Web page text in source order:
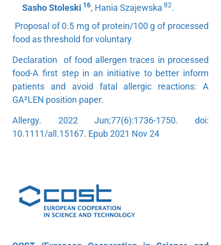
Sasho Stoleski 16, Hania Szajewska 82.
Proposal of 0.5 mg of protein/100 g of processed
food as threshold for voluntary
Declaration of food allergen traces in processed
food-A first step in an initiative to better inform
patients and avoid fatal allergic reactions: A
GA²LEN position paper.
Allergy. 2022 Jun;77(6):1736-1750. doi:
10.1111/all.15167. Epub 2021 Nov 24